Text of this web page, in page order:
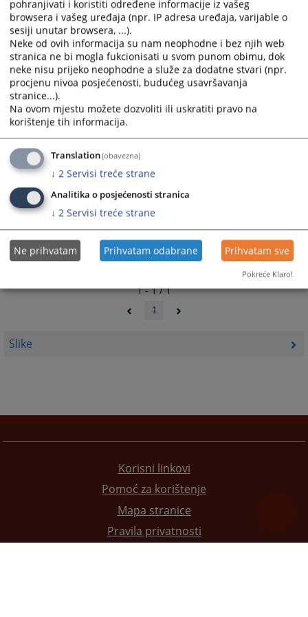
Slike
select
a
date.
Press
the
question
mark
key
get
the
keyboard
shortcuts
for
dates.
select
date.
Press
the
question
mark
keyboard
shortcuts
for
dates.
1 - 1 / 1
1
Korisni linkovi
Pomoć za korištenje
Mapa stranice
Pravila privatnosti
pohranjivati i koristiti određene informacije iz vašeg
browsera i vašeg uređaja (npr. IP adresa uređaja, varijable o
sesiji unutar browsera, ...).
Neke od ovih informacija su nam neophodne i bez njih web
stranica ne bi mogla fukcionisati u svom punom obimu, dok
neke nisu prijeko neophodne a služe za dodatne stvari (npr.
procjenu nivoa posjećenosti, budućeg usavršavanja
stranice...).
Na ovom mjestu možete dozvoliti ili uskratiti pravo na
korištenje tih informacija.
Translation(obavezna)
↓ 2 Servisi treće strane
Analitika o posjećenosti stranica
↓ 2 Servisi treće strane
Ne prihvatam Prihvatam odabrane Prihvatam sve
Pokreće Klaro!